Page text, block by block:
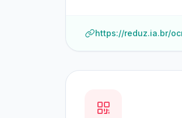
https://reduz.ia.br/